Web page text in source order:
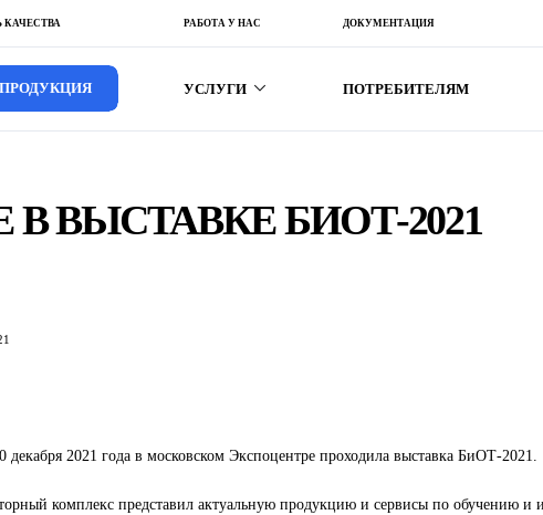
КАЧЕСТВА РАБОТА У НАС ДОКУМЕНТАЦИЯ
ПРОДУКЦИЯ
ПРОДУКЦИЯ УСЛУГИ
ТОРГОВЫМ ОРГАНИЗАЦИЯМ
ПОТРЕБИТЕЛЯМ
В ВЫСТАВКЕ БИОТ-2021
декабря 2021 года в московском Экспоцентре проходила выставка БиОТ-2021.
комплекс представил актуальную продукцию и сервисы по обучению и